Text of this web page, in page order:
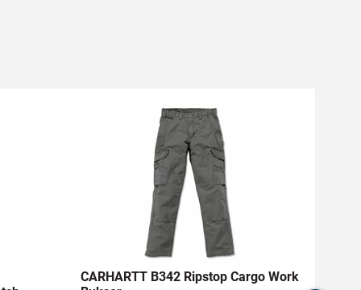
CARHARTT B342 Ripstop Cargo Work